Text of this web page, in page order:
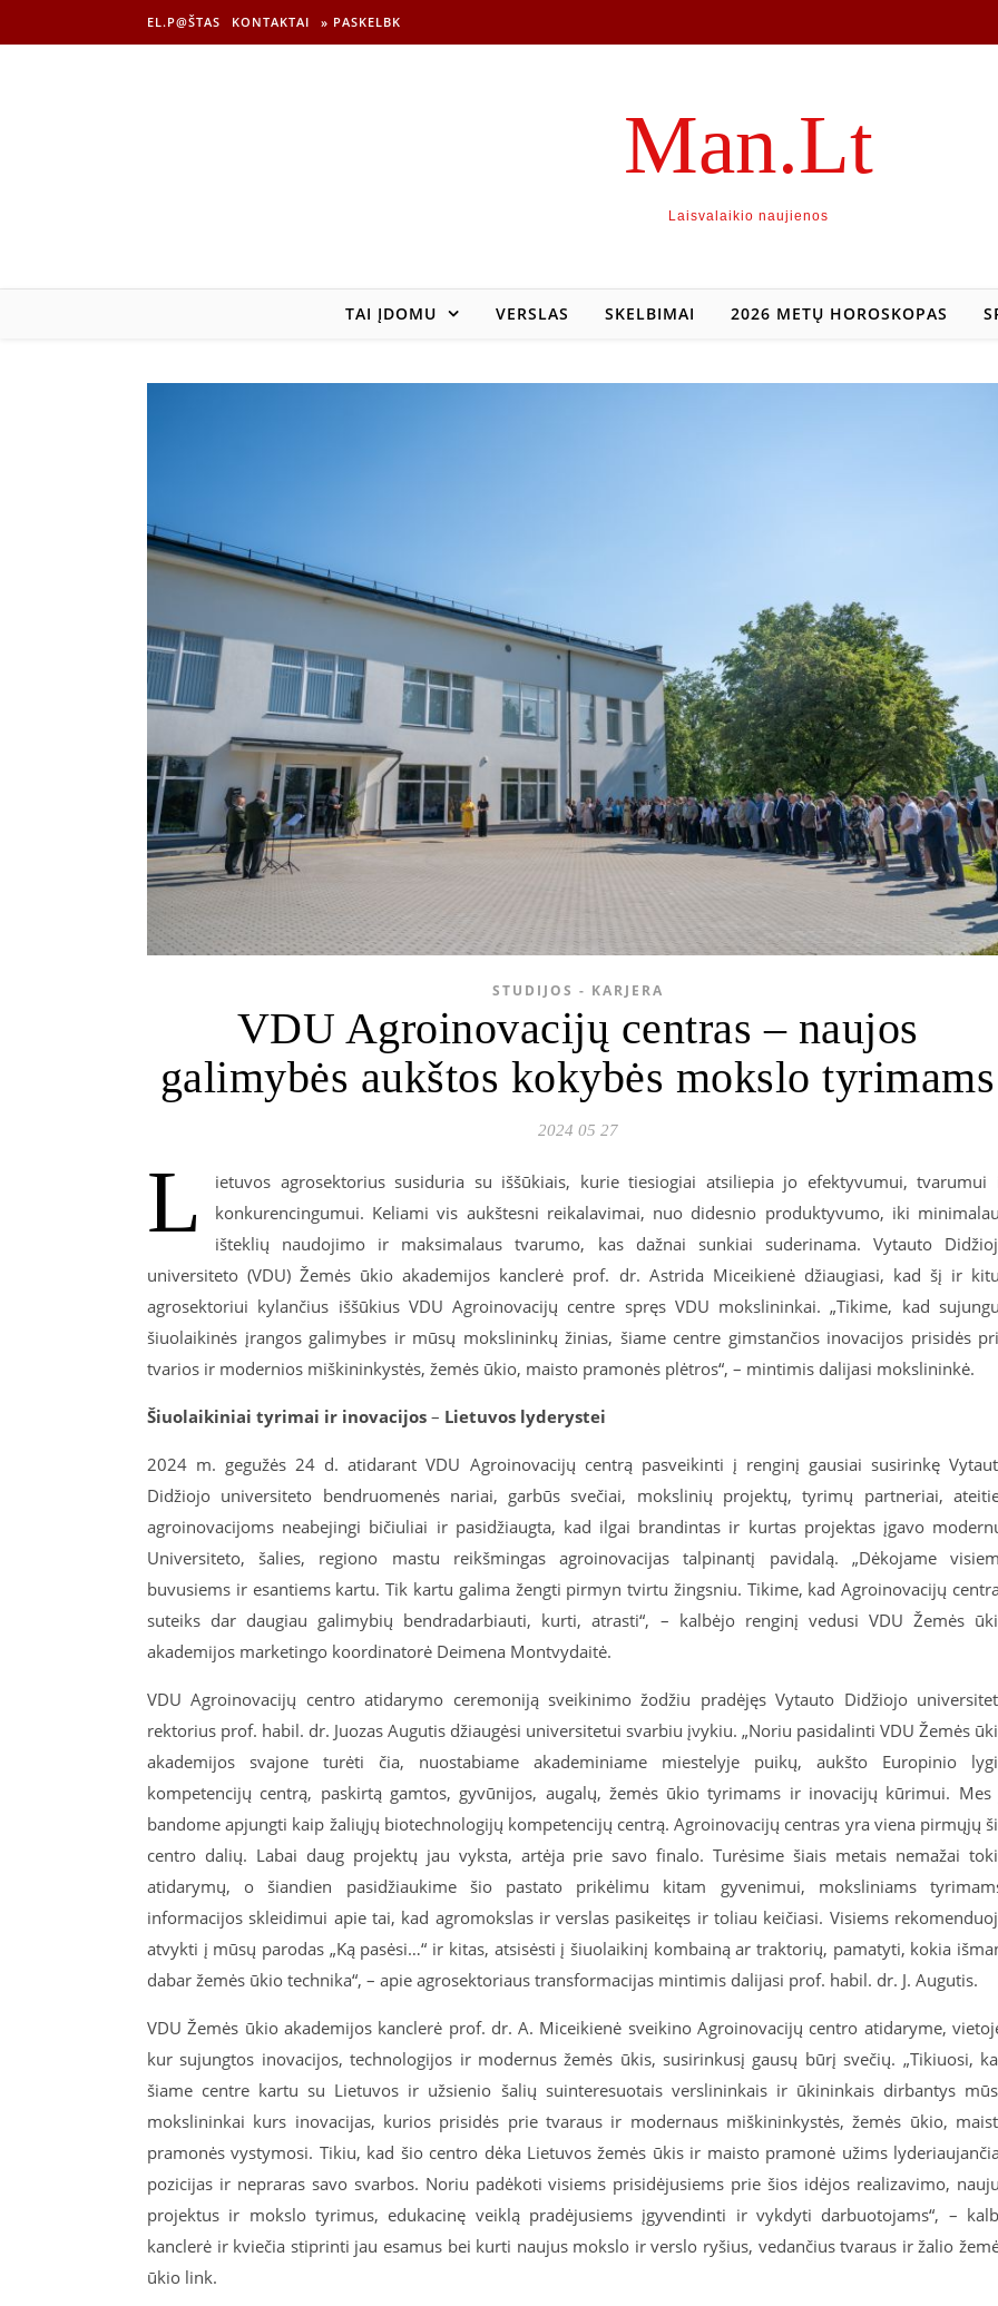
EL.P@ŠTAS KONTAKTAI » PASKELBK
Man.Lt
Laisvalaikio naujienos
TAI ĮDOMU VERSLAS SKELBIMAI 2026 METŲ HOROSKOPAS
STUDIJOS - KARJERA
VDU Agroinovacijų centras – naujos
galimybės aukštos kokybės mokslo tyrimams
2024 05 27
L
ietuvos agrosektorius susiduria su iššūkiais, kurie tiesiogiai atsiliepia jo efektyvumui, tvarumui
konkurencingumui. Keliami vis aukštesni reikalavimai, nuo didesnio produktyvumo, iki
išteklių naudojimo ir maksimalaus tvarumo, kas dažnai sunkiai suderinama. Vytauto
universiteto (VDU) Žemės ūkio akademijos kanclerė prof. dr. Astrida Miceikienė džiaugiasi, kad šį ir
agrosektoriui kylančius iššūkius VDU Agroinovacijų centre spręs VDU mokslininkai. „Tikime, kad
šiuolaikinės įrangos galimybes ir mūsų mokslininkų žinias, šiame centre gimstančios inovacijos prisidės
tvarios ir modernios miškininkystės, žemės ūkio, maisto pramonės plėtros“, – mintimis dalijasi mokslininkė.
Šiuolaikiniai tyrimai ir inovacijos – Lietuvos lyderystei
2024 m. gegužės 24 d. atidarant VDU Agroinovacijų centrą pasveikinti į renginį gausiai susirinkę
Didžiojo universiteto bendruomenės nariai, garbūs svečiai, mokslinių projektų, tyrimų partneriai,
agroinovacijoms neabejingi bičiuliai ir pasidžiaugta, kad ilgai brandintas ir kurtas projektas įgavo
Universiteto, šalies, regiono mastu reikšmingas agroinovacijas talpinantį pavidalą. „Dėkojame
buvusiems ir esantiems kartu. Tik kartu galima žengti pirmyn tvirtu žingsniu. Tikime, kad Agroinovacijų
suteiks dar daugiau galimybių bendradarbiauti, kurti, atrasti“, – kalbėjo renginį vedusi VDU Žemės
akademijos marketingo koordinatorė Deimena Montvydaitė.
VDU Agroinovacijų centro atidarymo ceremoniją sveikinimo žodžiu pradėjęs Vytauto Didžiojo
rektorius prof. habil. dr. Juozas Augutis džiaugėsi universitetui svarbiu įvykiu. „Noriu pasidalinti VDU Žemės
akademijos svajone turėti čia, nuostabiame akademiniame miestelyje puikų, aukšto Europinio
kompetencijų centrą, paskirtą gamtos, gyvūnijos, augalų, žemės ūkio tyrimams ir inovacijų kūrimui. Mes
bandome apjungti kaip žaliųjų biotechnologijų kompetencijų centrą. Agroinovacijų centras yra viena pirmųjų
centro dalių. Labai daug projektų jau vyksta, artėja prie savo finalo. Turėsime šiais metais nemažai
atidarymų, o šiandien pasidžiaukime šio pastato prikėlimu kitam gyvenimui, moksliniams
informacijos skleidimui apie tai, kad agromokslas ir verslas pasikeitęs ir toliau keičiasi. Visiems
atvykti į mūsų parodas „Ką pasėsi…“ ir kitas, atsisėsti į šiuolaikinį kombainą ar traktorių, pamatyti, kokia
dabar žemės ūkio technika“, – apie agrosektoriaus transformacijas mintimis dalijasi prof. habil. dr. J. Augutis.
VDU Žemės ūkio akademijos kanclerė prof. dr. A. Miceikienė sveikino Agroinovacijų centro atidaryme,
kur sujungtos inovacijos, technologijos ir modernus žemės ūkis, susirinkusį gausų būrį svečių. „Tikiuosi,
šiame centre kartu su Lietuvos ir užsienio šalių suinteresuotais verslininkais ir ūkininkais dirbantys
mokslininkai kurs inovacijas, kurios prisidės prie tvaraus ir modernaus miškininkystės, žemės ūkio,
pramonės vystymosi. Tikiu, kad šio centro dėka Lietuvos žemės ūkis ir maisto pramonė užims
pozicijas ir nepraras savo svarbos. Noriu padėkoti visiems prisidėjusiems prie šios idėjos realizavimo,
projektus ir mokslo tyrimus, edukacinę veiklą pradėjusiems įgyvendinti ir vykdyti darbuotojams“, –
kanclerė ir kviečia stiprinti jau esamus bei kurti naujus mokslo ir verslo ryšius, vedančius tvaraus ir žalio
ūkio link.